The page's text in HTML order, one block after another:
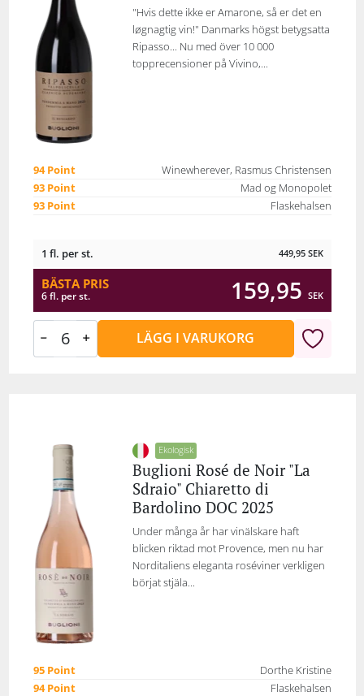
"Hvis dette ikke er Amarone, så er det en
løgnagtig vin!" Danmarks högst betygsatta
Ripasso... Nu med över 10 000
topprecensioner på Vivino,...
94 Point
Winewherever, Rasmus Christensen
93 Point
Mad og Monopolet
93 Point
Flaskehalsen
1 fl. per st. 449,95 SEK
BÄSTA PRIS
6 fl. per st. 159,95 SEK
LÄGG I VARUKORG
Ekologisk
Buglioni Rosé de Noir "La
Sdraio" Chiaretto di
Bardolino DOC 2025
Under många år har vinälskare haft
blicken riktad mot Provence, men nu har
Norditaliens eleganta roséviner verkligen
börjat stjäla...
95 Point
Dorthe Kristine
94 Point
Flaskehalsen